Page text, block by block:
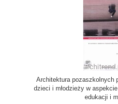
Architektura pozaszkolnych
dzieci i młodzieży w
edukacji i